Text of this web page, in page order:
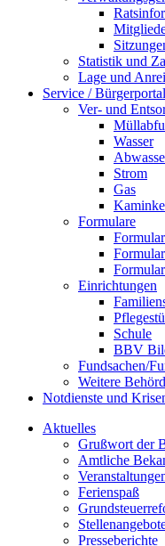
Statistik und
Lage und
Service / Bürgerportal
Ver- und
Wasser
Strom
Gas
Formulare
Einrichtungen
Schule
BBV
Fundsachen/
Weitere
Notdienste und
Aktuelles
Grußwort der
Amtliche
Ferienspaß
Presseberichte